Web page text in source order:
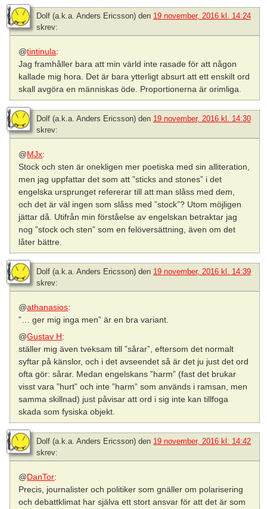
Dolf (a.k.a. Anders Ericsson) den 19 november, 2016 kl. 14:24
skrev:
@tintinula:
Jag framhåller bara att min värld inte rasade för att någon
kallade mig hora. Det är bara ytterligt absurt att ett enskilt ord
skall avgöra en människas öde. Proportionerna är orimliga.
Dolf (a.k.a. Anders Ericsson) den 19 november, 2016 kl. 14:30
skrev:
@MJx:
Stock och sten är onekligen mer poetiska med sin alliteration,
men jag uppfattar det som att ”sticks and stones” i det
engelska ursprunget refererar till att man slåss med dem,
och det är väl ingen som slåss med ”stock”? Utom möjligen
jättar då. Utifrån min förståelse av engelskan betraktar jag
nog ”stock och sten” som en felöversättning, även om det
låter bättre.
Dolf (a.k.a. Anders Ericsson) den 19 november, 2016 kl. 14:39
skrev:
@athanasios:
”… ger mig inga men” är en bra variant.
@Gustav H:
ställer mig även tveksam till ”sårar”, eftersom det normalt
syftar på känslor, och i det avseendet så är det ju just det ord
ofta gör: sårar. Medan engelskans ”harm” (fast det brukar
visst vara ”hurt” och inte ”harm” som används i ramsan, men
samma skillnad) just påvisar att ord i sig inte kan tillfoga
skada som fysiska objekt.
Dolf (a.k.a. Anders Ericsson) den 19 november, 2016 kl. 14:42
skrev:
@DanTor:
Precis, journalister och politiker som gnäller om polarisering
och debattklimat har själva ett stort ansvar för att det är som